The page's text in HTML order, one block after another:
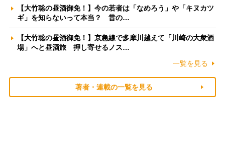
【大竹聡の昼酒御免！】今の若者は「なめろう」や「キヌカツ
ギ」を知らないって本当？ 昔の…
【大竹聡の昼酒御免！】京急線で多摩川越えて「川崎の大衆酒
場」へと昼酒旅 押し寄せるノス…
一覧を見る
著者・連載の一覧を見る